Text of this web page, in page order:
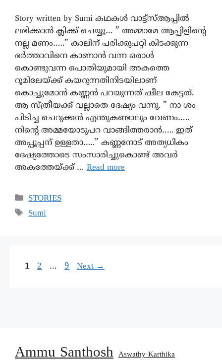
Story written by Sumi കഥകൾ വാട്ട്സ്ആപ്പിൽ
ലഭിക്കാൻ ക്ലിക്ക് ചെയ്യൂ… ” അമ്മാമേ ആപ്പിളിന്റെ
നല്ല മണം…..” കാലിന് പരിക്കുപറ്റി കിടക്കുന്ന
ഭർത്താവിനെ കാണാൻ വന്ന ഒരാൾ
കൊണ്ടുവന്ന പൊതിയുമായി അകത്തെ
റൂമിലേയ്ക്ക് കയറുന്നതിനിടയിലാണ്
കൊച്ചുമോൻ കണ്ണൻ പറയുന്നത് ഷീല കേട്ടത്.
ആ സ്ത്രീയക്ക് വല്ലാതെ ദേഷ്യം വന്നു. ” നാ ശം
പിടിച്ച ചെറുക്കൻ എന്തുകണ്ടാലും വേണം…..
നിന്റെ അമ്മയോടുപറ വാങ്ങിത്തരാൻ….. ഇത്
അപ്പൂപ്പന് ഉള്ളതാ…..” കണ്ണനോട് അത്യധികം
ദേഷ്യത്തോടെ സംസാരിച്ചുകൊണ്ട് അവർ
അകത്തേയ്ക്ക് … Read more
STORIES
Sumi
1 2 … 9 Next→
Ammu Santhosh Aswathy Karthika